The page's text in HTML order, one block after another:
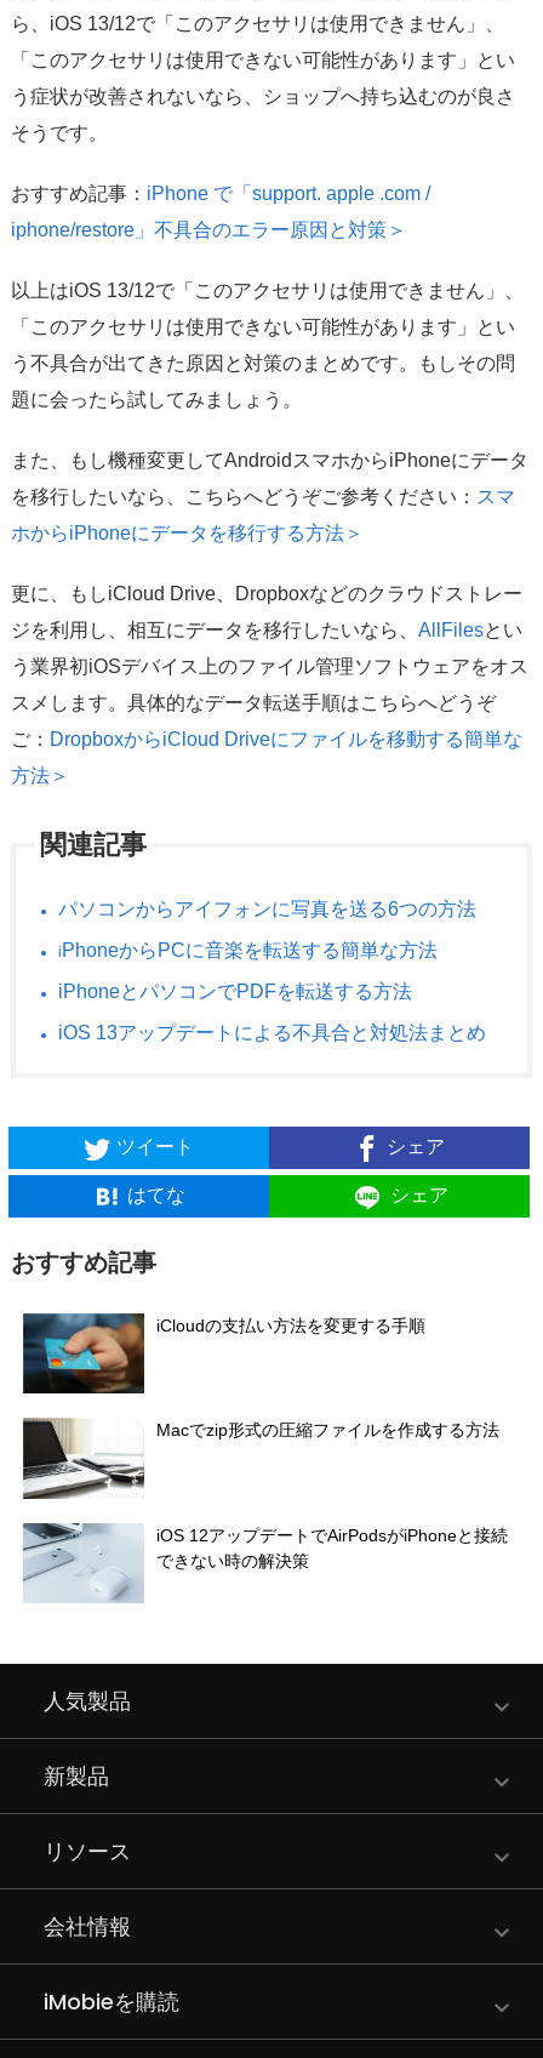
ら、iOS 13/12で「このアクセサリは使用できません」、
「このアクセサリは使用できない可能性があります」とい
う症状が改善されないなら、ショップへ持ち込むのが良さ
そうです。
おすすめ記事： iPhone で「support. apple .com /
iphone/restore」不具合のエラー原因と対策＞
以上はiOS 13/12で「このアクセサリは使用できません」、
「このアクセサリは使用できない可能性があります」とい
う不具合が出てきた原因と対策のまとめです。もしその問
題に会ったら試してみましょう。
また、もし機種変更してAndroidスマホからiPhoneにデータ
を移行したいなら、こちらへどうぞご参考ください： スマ
ホからiPhoneにデータを移行する方法＞
更に、もしiCloud Drive、Dropboxなどのクラウドストレー
ジを利用し、相互にデータを移行したいなら、 AllFilesとい
う業界初iOSデバイス上のファイル管理ソフトウェアをオス
スメします。具体的なデータ転送手順はこちらへどうぞ
ご： DropboxからiCloud Driveにファイルを移動する簡単な
方法＞
関連記事
パソコンからアイフォンに写真を送る6つの方法
i PhoneからPCに音楽を転送する簡単な方法
iPhoneとパソコンでPDFを転送する方法
iOS 13アップデートによる不具合と対処法まとめ
ツイート シェア
はてな シェア
おすすめ記事
iCloudの支払い方法を変更する手順
Macでzip形式の圧縮ファイルを作成する方法
iOS 12アップデートでAirPodsがiPhoneと接続
できない時の解決策
人気製品
新製品
リソース
会社情報
iMobieを購読